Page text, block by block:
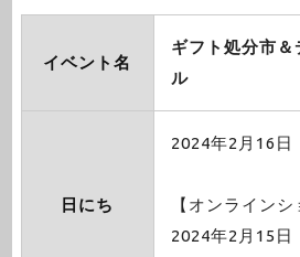
イベント名
ギフト処分市
ル
日にち
2024年2月16日
【オンラインシ
2024年2月15日